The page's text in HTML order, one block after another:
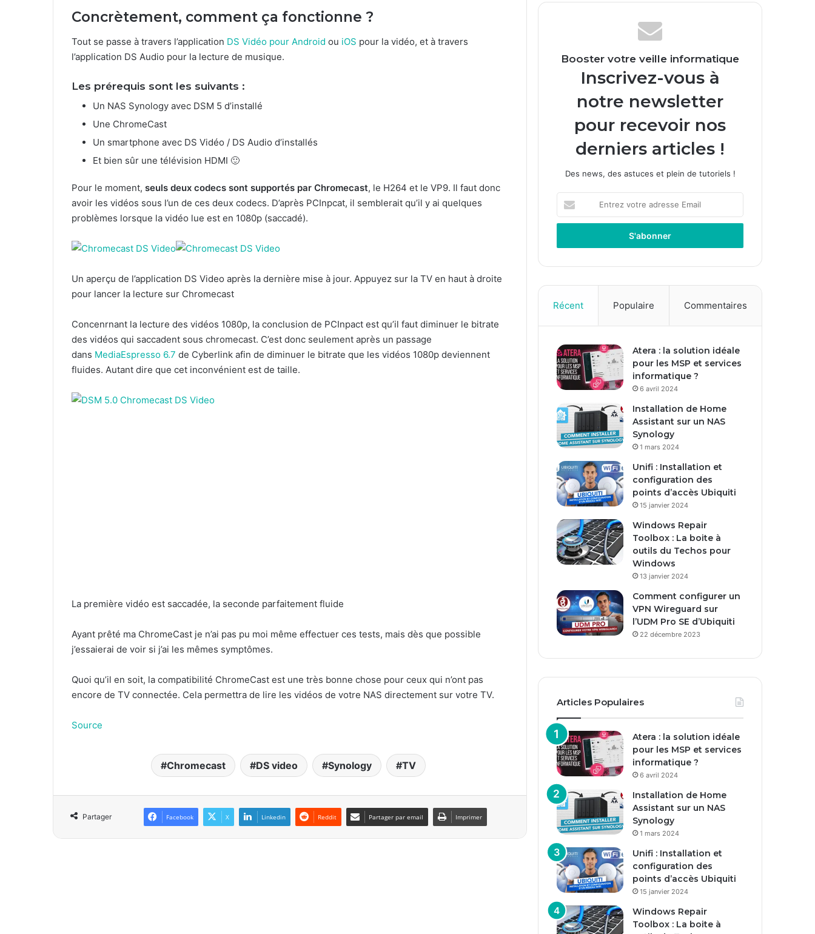
Concrètement, comment ça fonctionne ?
Tout se passe à travers l’application DS Vidéo pour Android ou iOS pour la vidéo, et à travers
l’application DS Audio pour la lecture de musique.
Les prérequis sont les suivants :
Un NAS Synology avec DSM 5 d’installé
Une ChromeCast
Un smartphone avec DS Vidéo / DS Audio d’installés
Et bien sûr une télévision HDMI 🙂
Pour le moment, seuls deux codecs sont supportés par Chromecast, le H264 et le VP9. Il faut donc
avoir les vidéos sous l’un de ces deux codecs. D’après PCInpcat, il semblerait qu’il y ai quelques
problèmes lorsque la vidéo lue est en 1080p (saccadé).
Un aperçu de l’application DS Video après la dernière mise à jour. Appuyez sur la TV en haut à droite
pour lancer la lecture sur Chromecast
Concenrnant la lecture des vidéos 1080p, la conclusion de PCInpact est qu’il faut diminuer le bitrate
des vidéos qui saccadent sous chromecast. C’est donc seulement après un passage
dans MediaEspresso 6.7 de Cyberlink afin de diminuer le bitrate que les vidéos 1080p deviennent
fluides. Autant dire que cet inconvénient est de taille.
La première vidéo est saccadée, la seconde parfaitement fluide
Ayant prêté ma ChromeCast je n’ai pas pu moi même effectuer ces tests, mais dès que possible
j’essaierai de voir si j’ai les mêmes symptômes.
Quoi qu’il en soit, la compatibilité ChromeCast est une très bonne chose pour ceux qui n’ont pas
encore de TV connectée. Cela permettra de lire les vidéos de votre NAS directement sur votre TV.
Source
Chromecast DS video Synology TV
Partager Facebook X Linkedin Reddit Partager par email Imprimer
Booster votre veille informatique
Inscrivez-vous à
notre newsletter
pour recevoir nos
derniers articles !
Des news, des astuces et plein de tutoriels !
t
e
o
t
e
d
r
e
s
e
m
i
l
Récent Populaire Commentaires
Atera : la solution idéale
pour les MSP et services
informatique ?
6 avril 2024
Installation de Home
Assistant sur un NAS
Synology
1 mars 2024
Unifi : Installation et
configuration des
points d’accès Ubiquiti
15 janvier 2024
Windows Repair
Toolbox : La boite à
outils du Techos pour
Windows
13 janvier 2024
Comment configurer un
VPN Wireguard sur
l’UDM Pro SE d’Ubiquiti
22 décembre 2023
Articles Populaires
Atera : la solution idéale
pour les MSP et services
informatique ?
6 avril 2024
Installation de Home
Assistant sur un NAS
Synology
1 mars 2024
Unifi : Installation et
configuration des
points d’accès Ubiquiti
15 janvier 2024
Windows Repair
Toolbox : La boite à